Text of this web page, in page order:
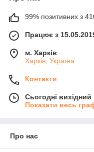
99% позитивних з 410
Працює з
м. Харків
Харків, Україна
Контакти
Сьогодні вихідний
Показати весь
Про нас